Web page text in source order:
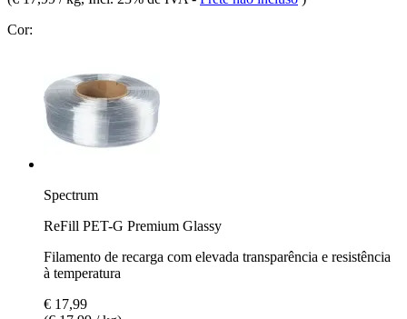
Cor:
Spectrum
ReFill PET-G Premium Glassy
Filamento de recarga com elevada transparência e resistência
à temperatura
€ 17,99